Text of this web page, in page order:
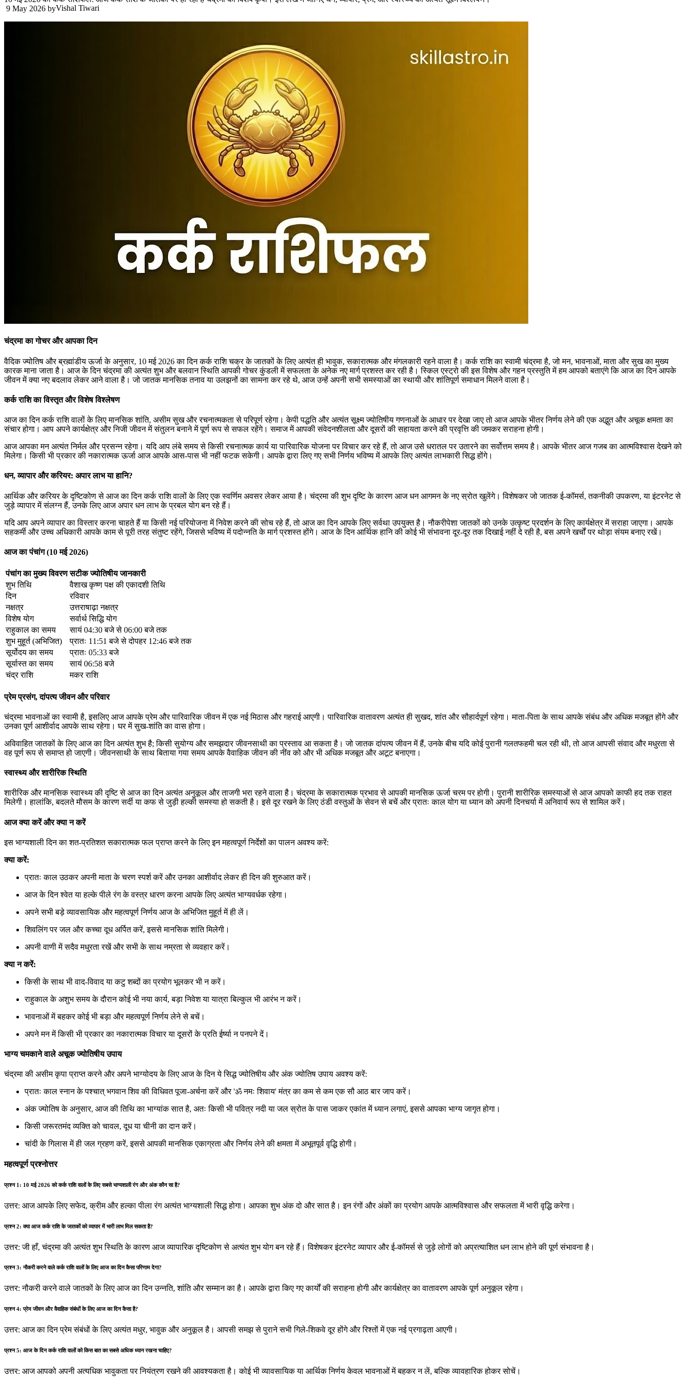
9 May 2026 byVishal Tiwari
चंद्रमा का गोचर और आपका दिन
वैदिक ज्योतिष और ब्रह्मांडीय ऊर्जा के अनुसार, 10 मई 2026 का दिन कर्क राशि चक्र के जातकों के लिए अत्यंत ही भावुक, सकारात्मक और मंगलकारी रहने वाला है। कर्क राशि का स्वामी चंद्रमा है, जो मन, भावनाओं, माता और सुख का मुख्य
कारक माना जाता है। आज के दिन चंद्रमा की अत्यंत शुभ और बलवान स्थिति आपकी गोचर कुंडली में सफलता के अनेक नए मार्ग प्रशस्त कर रही है। स्किल एस्ट्रो की इस विशेष और गहन प्रस्तुति में हम आपको बताएंगे कि आज का दिन आपके
जीवन में क्या नए बदलाव लेकर आने वाला है। जो जातक मानसिक तनाव या उलझनों का सामना कर रहे थे, आज उन्हें अपनी सभी समस्याओं का स्थायी और शांतिपूर्ण समाधान मिलने वाला है।
कर्क राशि का विस्तृत और विशेष विश्लेषण
आज का दिन कर्क राशि वालों के लिए मानसिक शांति, असीम सुख और रचनात्मकता से परिपूर्ण रहेगा। केपी पद्धति और अत्यंत सूक्ष्म ज्योतिषीय गणनाओं के आधार पर देखा जाए तो आज आपके भीतर निर्णय लेने की एक अद्भुत और अचूक क्षमता का
संचार होगा। आप अपने कार्यक्षेत्र और निजी जीवन में संतुलन बनाने में पूर्ण रूप से सफल रहेंगे। समाज में आपकी संवेदनशीलता और दूसरों की सहायता करने की प्रवृत्ति की जमकर सराहना होगी।
आज आपका मन अत्यंत निर्मल और प्रसन्न रहेगा। यदि आप लंबे समय से किसी रचनात्मक कार्य या पारिवारिक योजना पर विचार कर रहे हैं, तो आज उसे धरातल पर उतारने का सर्वोत्तम समय है। आपके भीतर आज गजब का आत्मविश्वास देखने को
मिलेगा। किसी भी प्रकार की नकारात्मक ऊर्जा आज आपके आस-पास भी नहीं फटक सकेगी। आपके द्वारा लिए गए सभी निर्णय भविष्य में आपके लिए अत्यंत लाभकारी सिद्ध होंगे।
धन, व्यापार और करियर: अपार लाभ या हानि?
आर्थिक और करियर के दृष्टिकोण से आज का दिन कर्क राशि वालों के लिए एक स्वर्णिम अवसर लेकर आया है। चंद्रमा की शुभ दृष्टि के कारण आज धन आगमन के नए स्रोत खुलेंगे। विशेषकर जो जातक ई-कॉमर्स, तकनीकी उपकरण, या इंटरनेट से
जुड़े व्यापार में संलग्न हैं, उनके लिए आज अपार धन लाभ के प्रबल योग बन रहे हैं।
यदि आप अपने व्यापार का विस्तार करना चाहते हैं या किसी नई परियोजना में निवेश करने की सोच रहे हैं, तो आज का दिन आपके लिए सर्वथा उपयुक्त है। नौकरीपेशा जातकों को उनके उत्कृष्ट प्रदर्शन के लिए कार्यक्षेत्र में सराहा जाएगा। आपके
सहकर्मी और उच्च अधिकारी आपके काम से पूरी तरह संतुष्ट रहेंगे, जिससे भविष्य में पदोन्नति के मार्ग प्रशस्त होंगे। आज के दिन आर्थिक हानि की कोई भी संभावना दूर-दूर तक दिखाई नहीं दे रही है, बस अपने खर्चों पर थोड़ा संयम बनाए रखें।
आज का पंचांग (10 मई 2026)
पंचांग का मुख्य विवरण सटीक ज्योतिषीय जानकारी
शुभ तिथि
वैशाख कृष्ण पक्ष की एकादशी तिथि
दिन
रविवार
नक्षत्र
उत्तराषाढ़ा नक्षत्र
विशेष योग
सर्वार्थ सिद्धि योग
राहुकाल का समय
सायं 04:30 बजे से 06:00 बजे तक
शुभ मुहूर्त (अभिजित)
प्रातः 11:51 बजे से दोपहर 12:46 बजे तक
सूर्योदय का समय
प्रातः 05:33 बजे
सूर्यास्त का समय
सायं 06:58 बजे
चंद्र राशि
मकर राशि
प्रेम प्रसंग, दांपत्य जीवन और परिवार
चंद्रमा भावनाओं का स्वामी है, इसलिए आज आपके प्रेम और पारिवारिक जीवन में एक नई मिठास और गहराई आएगी। पारिवारिक वातावरण अत्यंत ही सुखद, शांत और सौहार्दपूर्ण रहेगा। माता-पिता के साथ आपके संबंध और अधिक मजबूत होंगे और
उनका पूर्ण आशीर्वाद आपके साथ रहेगा। घर में सुख-शांति का वास होगा।
अविवाहित जातकों के लिए आज का दिन अत्यंत शुभ है; किसी सुयोग्य और समझदार जीवनसाथी का प्रस्ताव आ सकता है। जो जातक दांपत्य जीवन में हैं, उनके बीच यदि कोई पुरानी गलतफहमी चल रही थी, तो आज आपसी संवाद और मधुरता से
वह पूर्ण रूप से समाप्त हो जाएगी। जीवनसाथी के साथ बिताया गया समय आपके वैवाहिक जीवन की नींव को और भी अधिक मजबूत और अटूट बनाएगा।
स्वास्थ्य और शारीरिक स्थिति
शारीरिक और मानसिक स्वास्थ्य की दृष्टि से आज का दिन अत्यंत अनुकूल और ताजगी भरा रहने वाला है। चंद्रमा के सकारात्मक प्रभाव से आपकी मानसिक ऊर्जा चरम पर होगी। पुरानी शारीरिक समस्याओं से आज आपको काफी हद तक राहत
मिलेगी। हालांकि, बदलते मौसम के कारण सर्दी या कफ से जुड़ी हल्की समस्या हो सकती है। इसे दूर रखने के लिए ठंडी वस्तुओं के सेवन से बचें और प्रातः काल योग या ध्यान को अपनी दिनचर्या में अनिवार्य रूप से शामिल करें।
आज क्या करें और क्या न करें
इस भाग्यशाली दिन का शत-प्रतिशत सकारात्मक फल प्राप्त करने के लिए इन महत्वपूर्ण निर्देशों का पालन अवश्य करें:
क्या करें:
प्रातः काल उठकर अपनी माता के चरण स्पर्श करें और उनका आशीर्वाद लेकर ही दिन की शुरुआत करें।
आज के दिन श्वेत या हल्के पीले रंग के वस्त्र धारण करना आपके लिए अत्यंत भाग्यवर्धक रहेगा।
अपने सभी बड़े व्यावसायिक और महत्वपूर्ण निर्णय आज के अभिजित मुहूर्त में ही लें।
शिवलिंग पर जल और कच्चा दूध अर्पित करें, इससे मानसिक शांति मिलेगी।
अपनी वाणी में सदैव मधुरता रखें और सभी के साथ नम्रता से व्यवहार करें।
क्या न करें:
किसी के साथ भी वाद-विवाद या कटु शब्दों का प्रयोग भूलकर भी न करें।
राहुकाल के अशुभ समय के दौरान कोई भी नया कार्य, बड़ा निवेश या यात्रा बिल्कुल भी आरंभ न करें।
भावनाओं में बहकर कोई भी बड़ा और महत्वपूर्ण निर्णय लेने से बचें।
अपने मन में किसी भी प्रकार का नकारात्मक विचार या दूसरों के प्रति ईर्ष्या न पनपने दें।
भाग्य चमकाने वाले अचूक ज्योतिषीय उपाय
चंद्रमा की असीम कृपा प्राप्त करने और अपने भाग्योदय के लिए आज के दिन ये सिद्ध ज्योतिषीय और अंक ज्योतिष उपाय अवश्य करें:
प्रातः काल स्नान के पश्चात् भगवान शिव की विधिवत पूजा-अर्चना करें और 'ॐ नमः शिवाय' मंत्र का कम से कम एक सौ आठ बार जाप करें।
अंक ज्योतिष के अनुसार, आज की तिथि का भाग्यांक सात है, अतः किसी भी पवित्र नदी या जल स्रोत के पास जाकर एकांत में ध्यान लगाएं, इससे आपका भाग्य जागृत होगा।
किसी जरूरतमंद व्यक्ति को चावल, दूध या चीनी का दान करें।
चांदी के गिलास में ही जल ग्रहण करें, इससे आपकी मानसिक एकाग्रता और निर्णय लेने की क्षमता में अभूतपूर्व वृद्धि होगी।
महत्वपूर्ण प्रश्नोत्तर
प्रश्न 1: 10 मई 2026 को कर्क राशि वालों के लिए सबसे भाग्यशाली रंग और अंक कौन सा है?
उत्तर: आज आपके लिए सफेद, क्रीम और हल्का पीला रंग अत्यंत भाग्यशाली सिद्ध होगा। आपका शुभ अंक दो और सात है। इन रंगों और अंकों का प्रयोग आपके आत्मविश्वास और सफलता में भारी वृद्धि करेगा।
प्रश्न 2: क्या आज कर्क राशि के जातकों को व्यापार में भारी लाभ मिल सकता है?
उत्तर: जी हाँ, चंद्रमा की अत्यंत शुभ स्थिति के कारण आज व्यापारिक दृष्टिकोण से अत्यंत शुभ योग बन रहे हैं। विशेषकर इंटरनेट व्यापार और ई-कॉमर्स से जुड़े लोगों को अप्रत्याशित धन लाभ होने की पूर्ण संभावना है।
प्रश्न 3: नौकरी करने वाले कर्क राशि वालों के लिए आज का दिन कैसा परिणाम देगा?
उत्तर: नौकरी करने वाले जातकों के लिए आज का दिन उन्नति, शांति और सम्मान का है। आपके द्वारा किए गए कार्यों की सराहना होगी और कार्यक्षेत्र का वातावरण आपके पूर्ण अनुकूल रहेगा।
प्रश्न 4: प्रेम जीवन और वैवाहिक संबंधों के लिए आज का दिन कैसा है?
उत्तर: आज का दिन प्रेम संबंधों के लिए अत्यंत मधुर, भावुक और अनुकूल है। आपसी समझ से पुराने सभी गिले-शिकवे दूर होंगे और रिश्तों में एक नई प्रगाढ़ता आएगी।
प्रश्न 5: आज के दिन कर्क राशि वालों को किस बात का सबसे अधिक ध्यान रखना चाहिए?
उत्तर: आज आपको अपनी अत्यधिक भावुकता पर नियंत्रण रखने की आवश्यकता है। कोई भी व्यावसायिक या आर्थिक निर्णय केवल भावनाओं में बहकर न लें, बल्कि व्यावहारिक होकर सोचें।